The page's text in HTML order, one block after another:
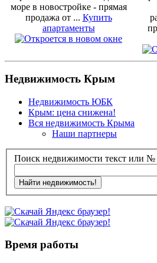
море в новостройке - прямая
продажа от ... Купить
апартаменты
Недвижимость Крым
Недвижимость ЮБК
Крым: цена снижена!
Вся недвижимость Крыма
Наши партнеры
Поиск недвижимости текст или №
Время работы